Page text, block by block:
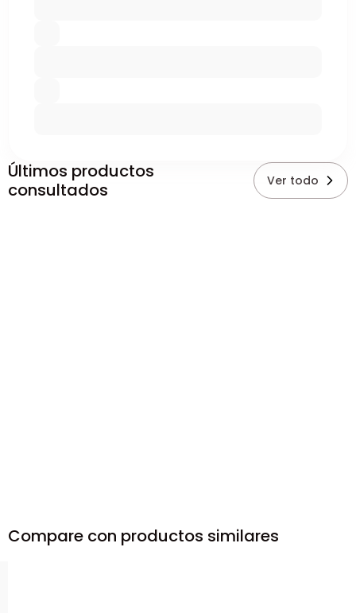
Últimos productos
consultados
Ver todo
Compare con productos similares